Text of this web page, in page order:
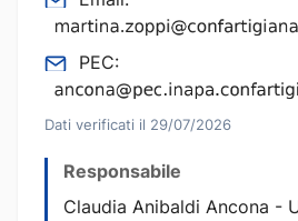
PEC:
Dati verificati il 29/07/2026
Responsabile
Claudia Anibaldi Ancona -